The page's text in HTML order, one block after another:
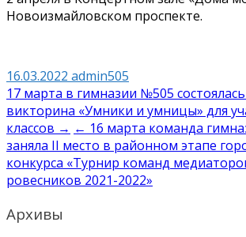
Новоизмайловском проспекте.
16.03.2022 admin505
Навигация
по
записям
17 марта в гимназии №505
викторина «Умники и умницы» для
классов → ← 16 марта команда
заняла II место в районном этапе
конкурса «Турнир команд
ровесников 2021-2022»
Архивы